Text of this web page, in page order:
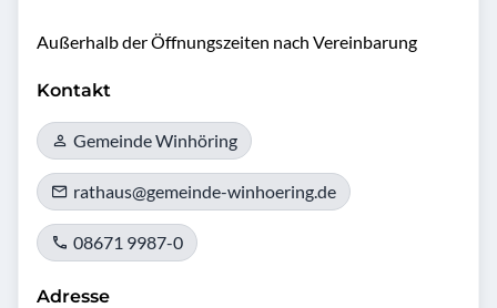
Außerhalb der Öffnungszeiten nach Vereinbarung
Kontakt
Gemeinde Winhöring
rathaus@gemeinde-winhoering.de
08671 9987-0
Adresse